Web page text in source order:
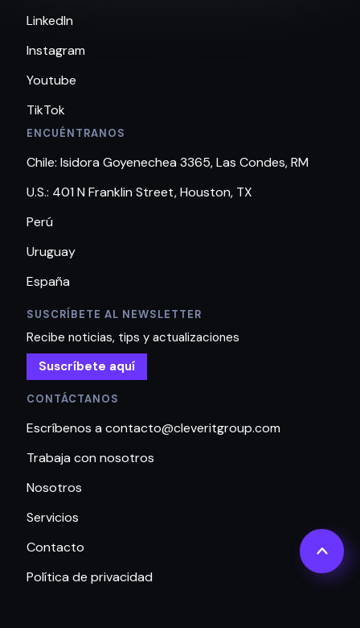
LinkedIn
Instagram
Youtube
TikTok
ENCUÉNTRANOS
Chile: Isidora Goyenechea 3365, Las Condes, RM
U.S.: 401 N Franklin Street, Houston, TX
Perú
Uruguay
España
SUSCRÍBETE AL NEWSLETTER
Recibe noticias, tips y actualizaciones
Suscríbete aquí
CONTÁCTANOS
Escríbenos a contacto@cleveritgroup.com
Trabaja con nosotros
Nosotros
Servicios
Contacto
Política de privacidad